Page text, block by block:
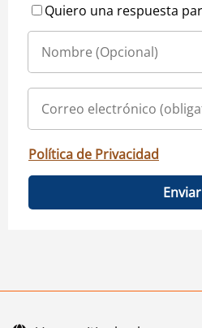
Quiero una respuesta
Política de Privacidad
Enviar